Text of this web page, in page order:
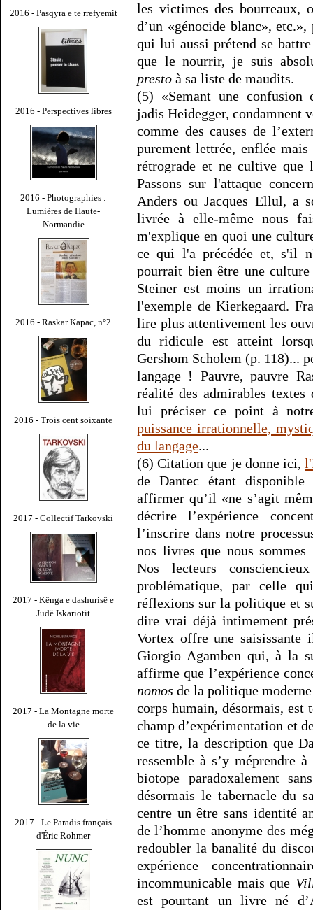
2016 - Pasqyra e te rrefyemit
2016 - Perspectives libres
2016 - Photographies :
Lumières de Haute-
Normandie
2016 - Raskar Kapac, n°2
2016 - Trois cent soixante
2017 - Collectif Tarkovski
2017 - Kënga e dashurisë e
Judë Iskariotit
2017 - La Montagne morte
de la vie
2017 - Le Paradis français
d'Éric Rohmer
les victimes des bourreaux,
d’un «génocide blanc»,
qui lui aussi prétend se
que le nourrir, je suis
presto à sa liste de maudits.
(5) «Semant une confusion
jadis Heidegger, condamnent
comme des causes de
purement lettrée, enflée
rétrograde et ne cultive que
Passons sur l'attaque
Anders ou Jacques Ellul, a
livrée à elle-même nous
m'explique en quoi une
ce qui l'a précédée et, s'il
pourrait bien être une
Steiner est moins un
l'exemple de Kierkegaard.
lire plus attentivement les
du ridicule est atteint
Gershom Scholem (p. 118)...
langage ! Pauvre, pauvre
réalité des admirables
lui préciser ce point à
puissance irrationnelle,
du langage...
(6) Citation que je donne ici,
de Dantec étant
affirmer qu’il «ne s’agit
décrire l’expérience
l’inscrire dans notre
nos livres que nous
Nos lecteurs
problématique, par celle
réflexions sur la politique et
dire vrai déjà intimement
Vortex offre une saisissante
Giorgio Agamben qui, à la
affirme que l’expérience
nomos de la politique
corps humain, désormais,
champ d’expérimentation et
ce titre, la description que
ressemble à s’y méprendre
biotope paradoxalement
désormais le tabernacle du
centre un être sans identité
de l’homme anonyme des
redoubler la banalité du
expérience
incommunicable mais que
est pourtant un livre né